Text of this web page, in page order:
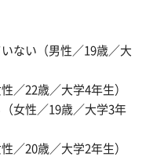
ない（男性／19歳／大
／22歳／大学4年生）
女性／19歳／大学3年
／20歳／大学2年生）